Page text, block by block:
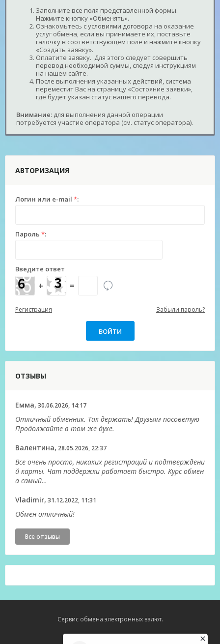
Заполните все поля представленной формы.
Нажмите кнопку «Обменять».
Ознакомьтесь с условиями договора на оказание
услуг обмена, если вы принимаете их, поставьте
галочку в соответствующем поле и нажмите кнопку
«Создать заявку».
Оплатите заявку. Для этого следует совершить
перевод необходимой суммы, следуя инструкциям
на нашем сайте.
После выполнения указанных действий, система
переместит Вас на страницу «Состояние заявки»,
где будет указан статус вашего перевода.
Внимание: для выполнения данной операции
потребуется участие оператора (см. статус оператора).
АВТОРИЗАЦИЯ
Логин или e-mail *:
Пароль *:
Введите ответ
+ =
Регистрация Забыли пароль?
ОТЗЫВЫ
Емма, 30.06.2026, 14:17
Отличный обменник. Так держать! Друзьям посоветую
Продолжайте в том же духе.
Валентина, 28.05.2026, 22:37
Все очень просто, никаких регистраций и подтверждени
й карты. Чат поддержки работает быстро. Курс обмен
а самый…
Vladimir, 31.12.2022, 11:31
Обмен отличный!
Все отзывы
Сервис обмена электронных валют.